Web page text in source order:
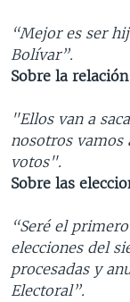
“Mejor es ser
Bolívar”.
Sobre la
"Ellos van a
nosotros vamos
votos".
Sobre las
“Seré el
elecciones del
procesadas y
Electoral”.